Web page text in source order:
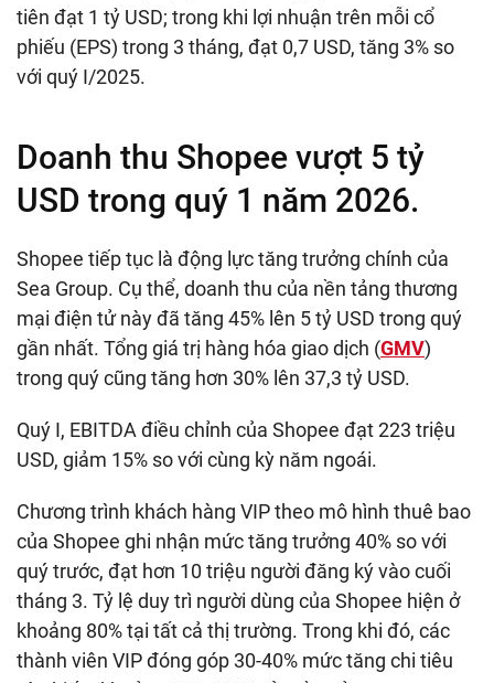
tiên đạt 1 tỷ USD; trong khi lợi nhuận trên mỗi cổ
phiếu (EPS) trong 3 tháng, đạt 0,7 USD, tăng 3% so
với quý I/2025.
Doanh thu Shopee vượt 5 tỷ
USD trong quý 1 năm 2026.
Shopee tiếp tục là động lực tăng trưởng chính của
Sea Group. Cụ thể, doanh thu của nền tảng thương
mại điện tử này đã tăng 45% lên 5 tỷ USD trong quý
gần nhất. Tổng giá trị hàng hóa giao dịch (GMV)
trong quý cũng tăng hơn 30% lên 37,3 tỷ USD.
Quý I, EBITDA điều chỉnh của Shopee đạt223 triệu
USD, giảm 15% so với cùng kỳ năm ngoái.
Chương trình khách hàng VIP theo mô hình thuê bao
của Shopee ghi nhận mức tăng trưởng 40% so với
quý trước, đạt hơn 10 triệu người đăng ký vào cuối
tháng 3. Tỷ lệ duy trì người dùng của Shopee hiện ở
khoảng 80% tại tất cả thị trường. Trong khi đó, các
thành viên VIP đóng góp 30-40% mức tăng chi tiêu